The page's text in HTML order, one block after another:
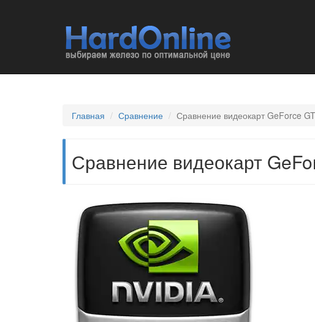
Главная Сравнение Сравнение видеокарт GeForce
Сравнение видеокарт